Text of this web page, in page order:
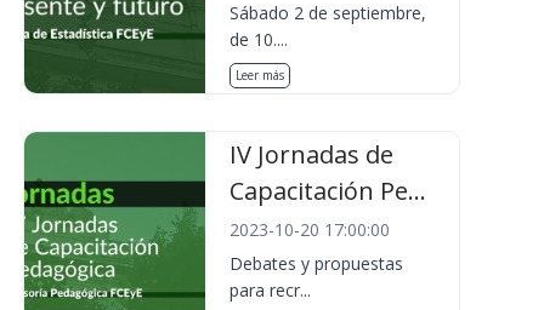
Sábado 2 de septiembre,
de 10....
Leer más
IV Jornadas de
Capacitación Pe...
2023-10-20 17:00:00
Debates y propuestas
para recr...